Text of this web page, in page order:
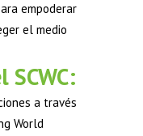
empoderar
el medio
a través
World